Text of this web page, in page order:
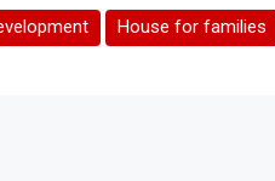
House for families